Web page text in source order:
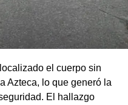
el cuerpo sin
Azteca, lo que generó la
El hallazgo